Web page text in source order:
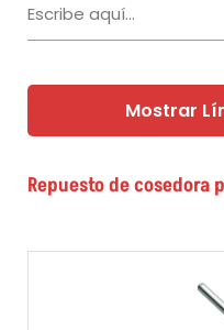
Mostrar
Repuesto de cosedora